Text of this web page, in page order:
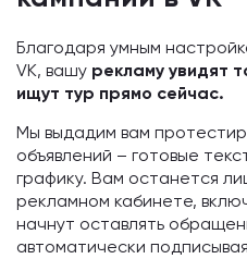
Благодаря умным
VK, вашу рекламу увидят
ищут тур прямо сейчас.
Мы выдадим вам
объявлений – готовые
графику. Вам останется
рекламном кабинете,
начнут оставлять
автоматически